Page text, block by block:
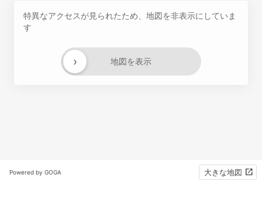
特異なアクセスが見られたため、地図を非表示にしていま
す
地図を表示
›
Powered by GOGA 大きな地図